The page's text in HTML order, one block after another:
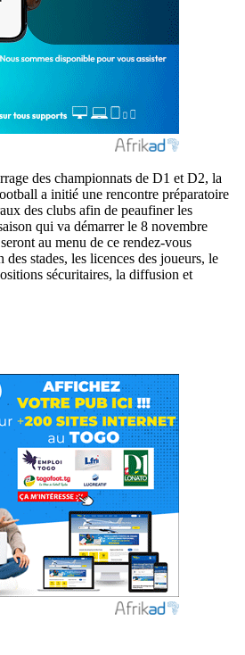
des championnats de D1 et D2, la
a initié une rencontre préparatoire
des clubs afin de peaufiner les
qui va démarrer le 8 novembre
au menu de ce rendez-vous
stades, les licences des joueurs, le
sécuritaires, la diffusion et